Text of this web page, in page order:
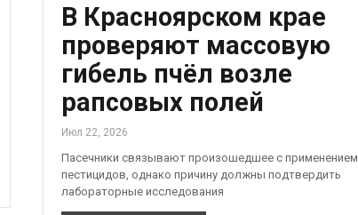
В Красноярском крае
проверяют массовую
гибель пчёл возле
рапсовых полей
Июл 22, 2026
Пасечники связывают произошедшее с применением
пестицидов, однако причину должны подтвердить
лабораторные исследования